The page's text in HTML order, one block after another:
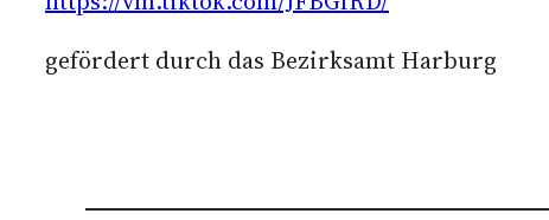
gefördert durch das Bezirksamt Harburg